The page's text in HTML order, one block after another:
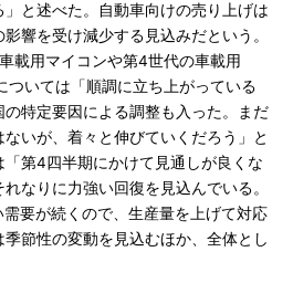
と述べた。自動車向けの売り上げは
響を受け減少する見込みだという。
載用マイコンや第4世代の車載用
ついては「順調に立ち上がっている
特定要因による調整も入った。まだ
いが、着々と伸びていくだろう」と
「第4四半期にかけて見通しが良くな
なりに力強い回復を見込んでいる。
要が続くので、生産量を上げて対応
節性の変動を見込むほか、全体とし